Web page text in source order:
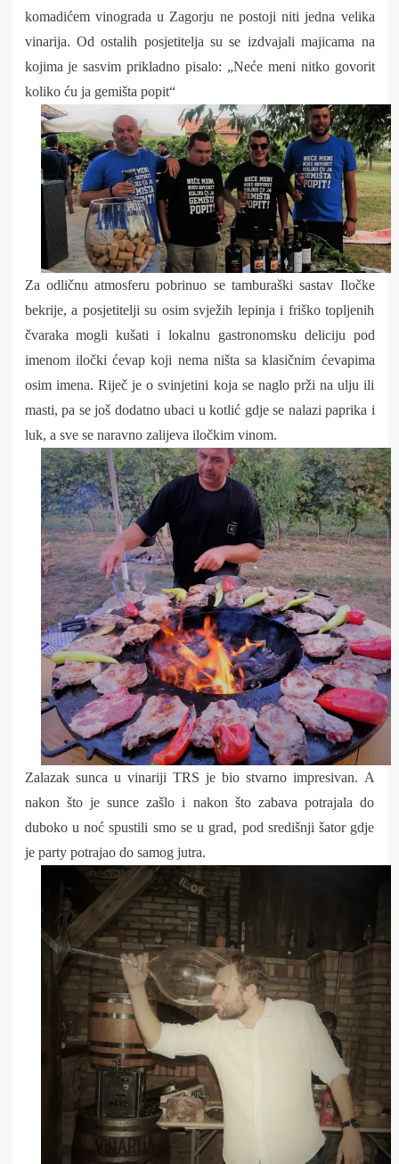
komadićem vinograda u Zagorju ne postoji niti jedna velika
vinarija. Od ostalih posjetitelja su se izdvajali majicama na
kojima je sasvim prikladno pisalo: „Neće meni nitko govorit
koliko ću ja gemišta popit“
Za odličnu atmosferu pobrinuo se tamburaški sastav Iločke
bekrije, a posjetitelji su osim svježih lepinja i friško topljenih
čvaraka mogli kušati i lokalnu gastronomsku deliciju pod
imenom iločki ćevap koji nema ništa sa klasičnim ćevapima
osim imena. Riječ je o svinjetini koja se naglo prži na ulju ili
masti, pa se još dodatno ubaci u kotlić gdje se nalazi paprika i
luk, a sve se naravno zalijeva iločkim vinom.
Zalazak sunca u vinariji TRS je bio stvarno impresivan. A
nakon što je sunce zašlo i nakon što zabava potrajala do
duboko u noć spustili smo se u grad, pod središnji šator gdje
je party potrajao do samog jutra.